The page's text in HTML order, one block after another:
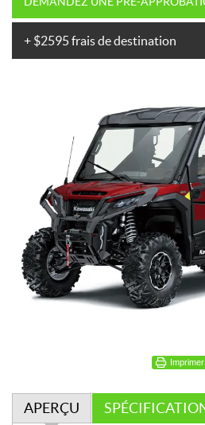
+ $2595 frais de destination
Imprimer
APERÇU